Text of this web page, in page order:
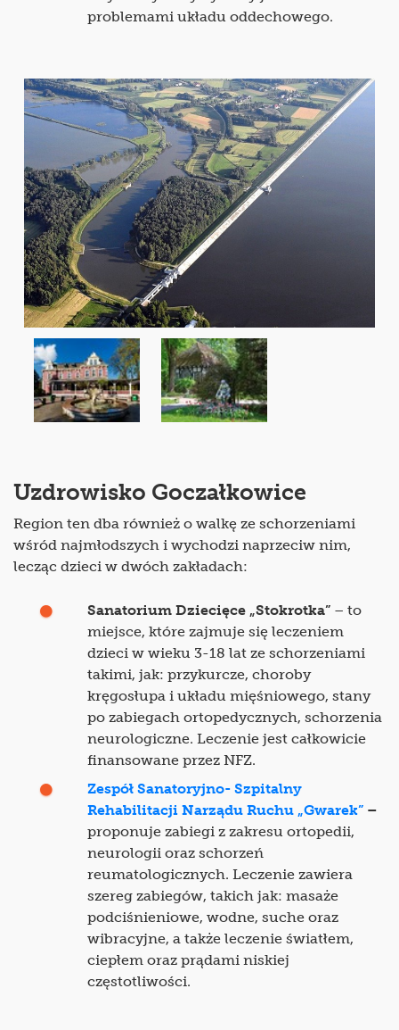
problemami układu oddechowego.
Uzdrowisko Goczałkowice
Region ten dba również o walkę ze schorzeniami
wśród najmłodszych i wychodzi naprzeciw nim,
lecząc dzieci w dwóch zakładach:
Sanatorium Dziecięce „Stokrotka” – to
miejsce, które zajmuje się leczeniem
dzieci w wieku 3-18 lat ze schorzeniami
takimi, jak: przykurcze, choroby
kręgosłupa i układu mięśniowego, stany
po zabiegach ortopedycznych, schorzenia
neurologiczne. Leczenie jest całkowicie
finansowane przez NFZ.
Zespół Sanatoryjno- Szpitalny
Rehabilitacji Narządu Ruchu „Gwarek” –
proponuje zabiegi z zakresu ortopedii,
neurologii oraz schorzeń
reumatologicznych. Leczenie zawiera
szereg zabiegów, takich jak: masaże
podciśnieniowe, wodne, suche oraz
wibracyjne, a także leczenie światłem,
ciepłem oraz prądami niskiej
częstotliwości.